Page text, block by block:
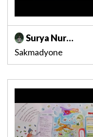
Surya Nur
Indrawan
Sakmadyone